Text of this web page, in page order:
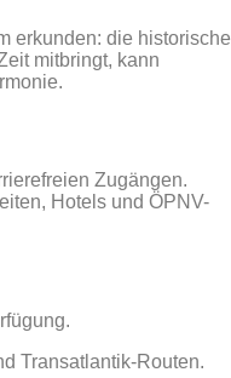
erkunden: die historische
mitbringt, kann
Zugängen.
Hotels und ÖPNV-
Transatlantik-Routen.